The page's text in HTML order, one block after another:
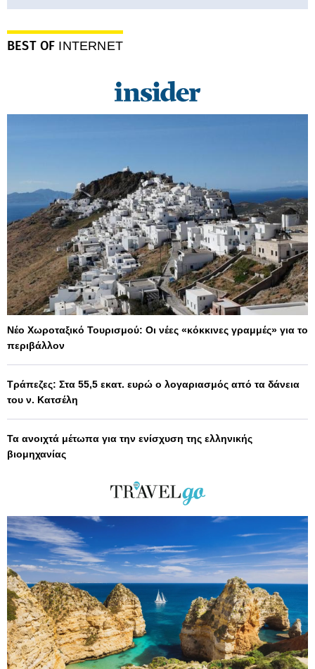
BEST OF INTERNET
Νέο Χωροταξικό Τουρισμού: Οι νέες «κόκκινες γραμμές» για το
περιβάλλον
Τράπεζες: Στα 55,5 εκατ. ευρώ ο λογαριασμός από τα δάνεια
του ν. Κατσέλη
Τα ανοιχτά μέτωπα για την ενίσχυση της ελληνικής
βιομηχανίας